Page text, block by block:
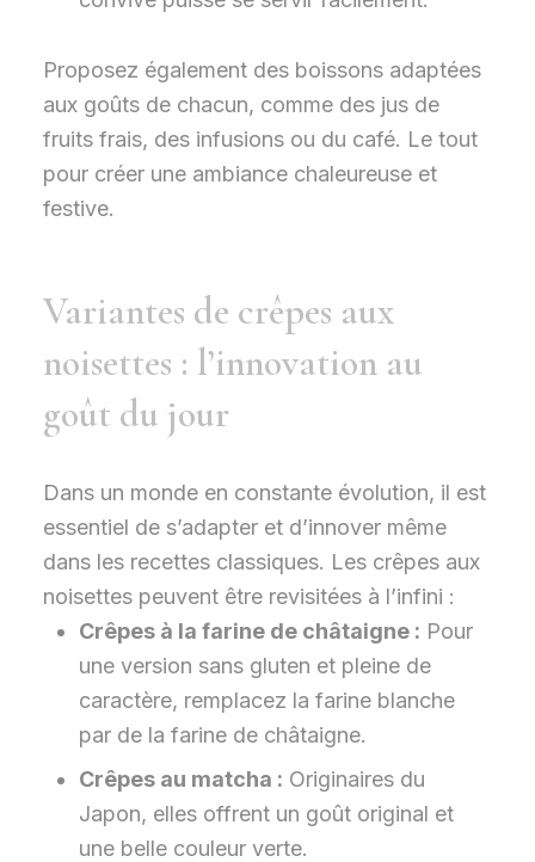
Proposez également des boissons adaptées
aux goûts de chacun, comme des jus de
fruits frais, des infusions ou du café. Le tout
pour créer une ambiance chaleureuse et
festive.
Variantes de crêpes aux
noisettes : l’innovation au
goût du jour
Dans un monde en constante évolution, il est
essentiel de s’adapter et d’innover même
dans les recettes classiques. Les crêpes aux
noisettes peuvent être revisitées à l’infini :
Crêpes à la farine de châtaigne : Pour
une version sans gluten et pleine de
caractère, remplacez la farine blanche
par de la farine de châtaigne.
Crêpes au matcha : Originaires du
Japon, elles offrent un goût original et
une belle couleur verte.